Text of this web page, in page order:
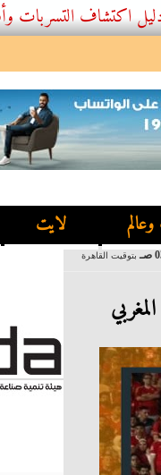
التسربات وأفضل...
لايت
بتوقيت القاهرة